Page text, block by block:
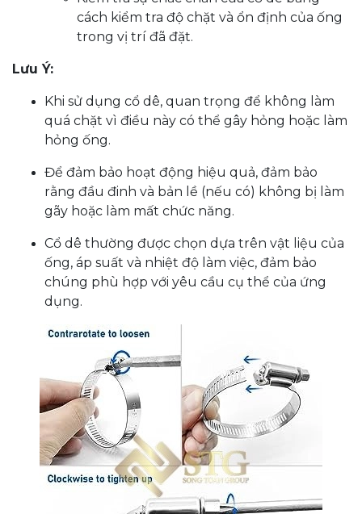
cách kiểm tra độ chặt và ổn định của ống
trong vị trí đã đặt.
Lưu Ý:
Khi sử dụng cổ dê, quan trọng để không làm
quá chặt vì điều này có thể gây hỏng hoặc làm
hỏng ống.
Để đảm bảo hoạt động hiệu quả, đảm bảo
rằng đầu đinh và bản lề (nếu có) không bị làm
gãy hoặc làm mất chức năng.
Cổ dê thường được chọn dựa trên vật liệu của
ống, áp suất và nhiệt độ làm việc, đảm bảo
chúng phù hợp với yêu cầu cụ thể của ứng
dụng.